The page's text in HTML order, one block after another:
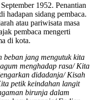
1952. Penantian
hadapan sidang pembaca.
atau pariwisata masa
pembaca mengerti
di kota.
beban jang mengutuk kita
menghadap rasa/ Kita
didadanja/ Kisah
petik keindahan langit
birunja dalam